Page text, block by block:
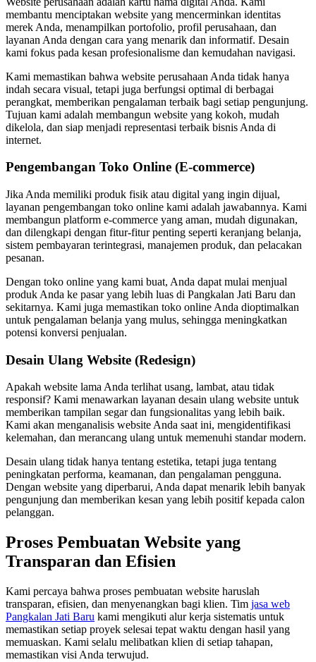
membantu menciptakan website yang mencerminkan identitas
merek Anda, menampilkan portofolio, profil perusahaan, dan
layanan Anda dengan cara yang menarik dan informatif. Desain
kami fokus pada kesan profesionalisme dan kemudahan navigasi.
Kami memastikan bahwa website perusahaan Anda tidak hanya
indah secara visual, tetapi juga berfungsi optimal di berbagai
perangkat, memberikan pengalaman terbaik bagi setiap pengunjung.
Tujuan kami adalah membangun website yang kokoh, mudah
dikelola, dan siap menjadi representasi terbaik bisnis Anda di
internet.
Pengembangan Toko Online (E-commerce)
Jika Anda memiliki produk fisik atau digital yang ingin dijual,
layanan pengembangan toko online kami adalah jawabannya. Kami
membangun platform e-commerce yang aman, mudah digunakan,
dan dilengkapi dengan fitur-fitur penting seperti keranjang belanja,
sistem pembayaran terintegrasi, manajemen produk, dan pelacakan
pesanan.
Dengan toko online yang kami buat, Anda dapat mulai menjual
produk Anda ke pasar yang lebih luas di Pangkalan Jati Baru dan
sekitarnya. Kami juga memastikan toko online Anda dioptimalkan
untuk pengalaman belanja yang mulus, sehingga meningkatkan
potensi konversi penjualan.
Desain Ulang Website (Redesign)
Apakah website lama Anda terlihat usang, lambat, atau tidak
responsif? Kami menawarkan layanan desain ulang website untuk
memberikan tampilan segar dan fungsionalitas yang lebih baik.
Kami akan menganalisis website Anda saat ini, mengidentifikasi
kelemahan, dan merancang ulang untuk memenuhi standar modern.
Desain ulang tidak hanya tentang estetika, tetapi juga tentang
peningkatan performa, keamanan, dan pengalaman pengguna.
Dengan website yang diperbarui, Anda dapat menarik lebih banyak
pengunjung dan memberikan kesan yang lebih positif kepada calon
pelanggan.
Proses Pembuatan Website yang
Transparan dan Efisien
Kami percaya bahwa proses pembuatan website haruslah
transparan, efisien, dan menyenangkan bagi klien. Tim jasa web
Pangkalan Jati Baru kami mengikuti alur kerja sistematis untuk
memastikan setiap proyek selesai tepat waktu dengan hasil yang
memuaskan. Kami selalu melibatkan klien di setiap tahapan,
memastikan visi Anda terwujud.